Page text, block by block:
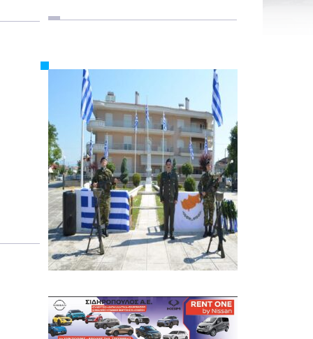
Περιβάλλον
Τοπικά
Αγροτικά
Οικονομία
Πολιτική
Αθλητικά
Αστυνομικό Δελτίο